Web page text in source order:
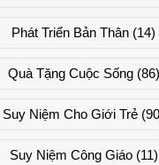
Phát Triển Bản Thân (14)
Quà Tặng Cuộc Sống(86)
Suy Niệm Cho Giới Trẻ
Suy Niệm Công Giáo(11)